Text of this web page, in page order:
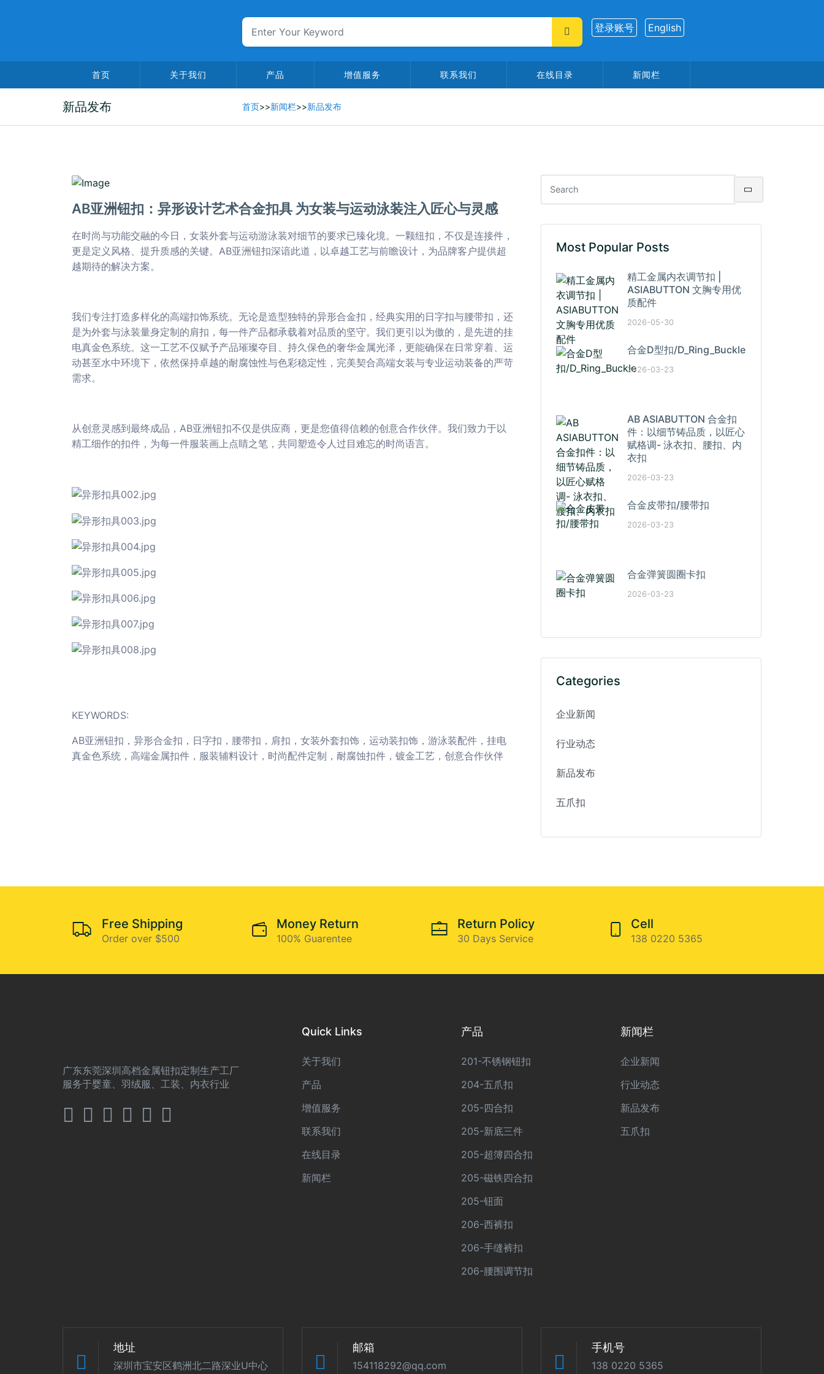
登录账号 English
首页 关于我们 产品 增值服务 联系我们 在线目录 新闻栏
新品发布 首页>>新闻栏>>新品发布
2025-12-30
AB亚洲钮扣：异形设计艺术合金扣具 为女装与运动泳装注入匠心与灵感
在时尚与功能交融的今日，女装外套与运动游泳装对细节的要求已臻化境。一颗纽扣，不仅是连接件，
更是定义风格、提升质感的关键。AB亚洲钮扣深谙此道，以卓越工艺与前瞻设计，为品牌客户提供超
越期待的解决方案。
我们专注打造多样化的高端扣饰系统。无论是造型独特的异形合金扣，经典实用的日字扣与腰带扣，还
是为外套与泳装量身定制的肩扣，每一件产品都承载着对品质的坚守。我们更引以为傲的，是先进的挂
电真金色系统。这一工艺不仅赋予产品璀璨夺目、持久保色的奢华金属光泽，更能确保在日常穿着、运
动甚至水中环境下，依然保持卓越的耐腐蚀性与色彩稳定性，完美契合高端女装与专业运动装备的严苛
需求。
从创意灵感到最终成品，AB亚洲钮扣不仅是供应商，更是您值得信赖的创意合作伙伴。我们致力于以
精工细作的扣件，为每一件服装画上点睛之笔，共同塑造令人过目难忘的时尚语言。
KEYWORDS:
AB亚洲钮扣，异形合金扣，日字扣，腰带扣，肩扣，女装外套扣饰，运动装扣饰，游泳装配件，挂电
真金色系统，高端金属扣件，服装辅料设计，时尚配件定制，耐腐蚀扣件，镀金工艺，创意合作伙伴
Most Popular Posts
精工金属内衣调节扣 |
ASIABUTTON 文胸专用优
质配件
2026-05-30
合金D型扣/D_Ring_Buckle
2026-03-23
AB ASIABUTTON 合金扣
件：以细节铸品质，以匠心
赋格调- 泳衣扣、腰扣、内
衣扣
2026-03-23
合金皮带扣/腰带扣
2026-03-23
合金弹簧圆圈卡扣
2026-03-23
Categories
企业新闻
行业动态
新品发布
五爪扣
Free Shipping
Order over $500
Money Return
100% Guarentee
Return Policy
30 Days Service
Cell
138 0220 5365
广东东莞深圳高档金属钮扣定制生产工厂
服务于婴童、羽绒服、工装、内衣行业
Quick Links
关于我们
产品
增值服务
联系我们
在线目录
新闻栏
产品
201-不锈钢钮扣
204-五爪扣
205-四合扣
205-新底三件
205-超簿四合扣
205-磁铁四合扣
205-钮面
206-西裤扣
206-手缝裤扣
206-腰围调节扣
新闻栏
企业新闻
行业动态
新品发布
五爪扣
地址
深圳市宝安区鹤洲北二路深业U中心
邮箱
154118292@qq.com
手机号
138 0220 5365